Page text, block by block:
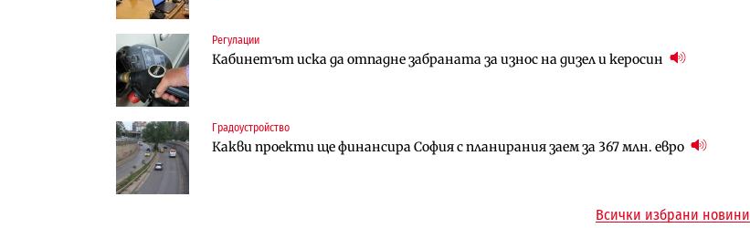
Регулации
Кабинетът иска да отпадне забраната за износ на дизел и керосин
Градоустройство
Какви проекти ще финансира София с планирания заем за 367 млн. евро
Инфраструктура
АПИ възложи промяната на парцеларния план за магистралата Русе – Велико
Градоустройство
Шест кандидата с интерес към надзора на двете метростанции в „Люлин“
Финанси
Ипотечното кредитиране в България продължава да се охлажда (Графика)
Инфраструктура
Вторият мост над Варненското езеро става част от бъдещата магистрала
Всички избрани новини